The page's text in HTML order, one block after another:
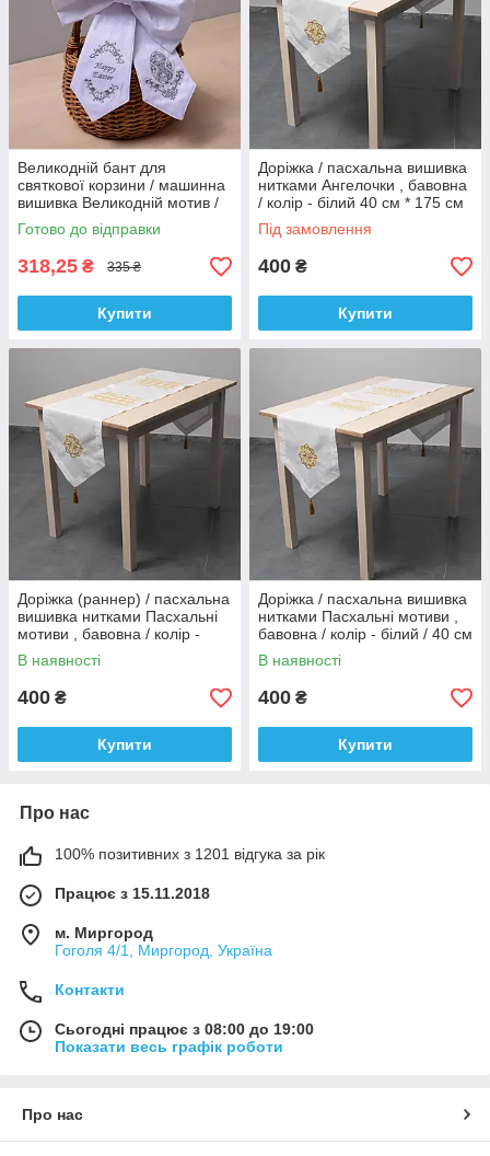
Великодній бант для
святкової корзини / машинна
вишивка Великодній мотив /
онікс, колір - білий.
Готово до відправки
318,25 ₴ 335 ₴
Купити
Доріжка / пасхальна вишивка
нитками Ангелочки , бавовна
/ колір - білий 40 см * 175 см
Під замовлення
400 ₴
Купити
Доріжка (раннер) / пасхальна
вишивка нитками Пасхальні
мотиви , бавовна / колір -
білий
В наявності
400 ₴
Купити
Доріжка / пасхальна вишивка
нитками Пасхальні мотиви ,
бавовна / колір - білий / 40 см
* 175 см
В наявності
400 ₴
Купити
Про нас
100% позитивних з 1201 відгука за рік
Працює з 15.11.2018
м. Миргород
Гоголя 4/1, Миргород, Україна
Контакти
Сьогодні працює з 08:00 до 19:00
Показати весь графік роботи
Про нас